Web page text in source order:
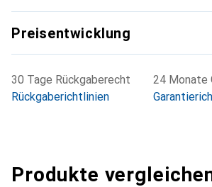
Preisentwicklung
30 Tage Rückgaberecht
Rückgaberichtlinien
24 Monate
Produkte